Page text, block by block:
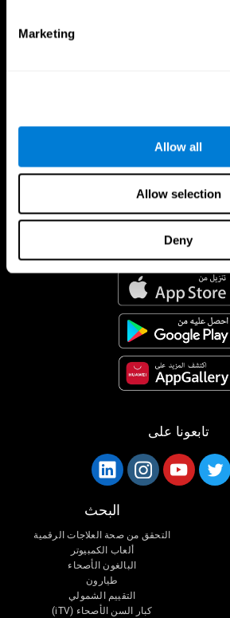
Marketing
Allow all
Allow selection
Deny
تطبيق CogniFit
تابعونا على
البحث
التحقق من صحة العلاجات الرقمية
ألعاب الكمبيوتر
البالغون الأصحاء
طيارون
التقييم الشمولي
كبار السن الأصحاء (iTV)